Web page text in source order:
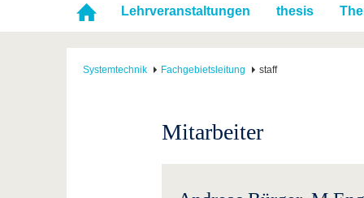
Karriere & Engagement
Partnerschaften &
Strukturwandel
Förderung
Wissenschaftlicher
Nachwuchs
Im
Lehrveranstaltungen thesis
Systemtechnik Fachgebietsleitung staff
Mitarbeiter